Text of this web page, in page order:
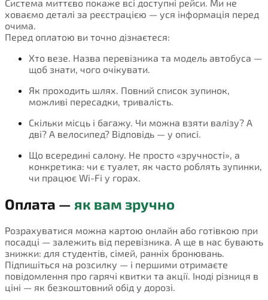
Система миттєво покаже всі доступні рейси. Ми не
ховаємо деталі за реєстрацією — уся інформація перед
очима.
Перед оплатою ви точно дізнаєтеся:
Хто везе. Назва перевізника та модель автобуса —
щоб знати, чого очікувати.
Як проходить шлях. Повний список зупинок,
можливі пересадки, тривалість.
Скільки місць і багажу. Чи можна взяти валізу? А
дві? А велосипед? Відповідь — у описі.
Що всередині салону. Не просто «зручності», а
конкретика: чи є туалет, як часто роблять зупинки,
чи працює Wi-Fi у горах.
Оплата — як вам зручно
Розрахуватися можна картою онлайн або готівкою при
посадці — залежить від перевізника. А ще в нас бувають
знижки: для студентів, сімей, ранніх бронювань.
Підпишіться на розсилку — і першими отримаєте
повідомлення про гарячі квитки та акції. Іноді різниця в
ціні — як безкоштовний обід у дорозі.